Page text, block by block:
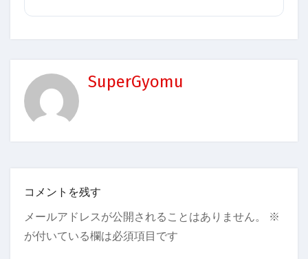
SuperGyomu
コメントを残す
メールアドレスが公開されることはありません。
※
が付いている欄は必須項目です